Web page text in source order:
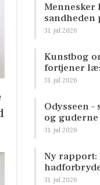
Mennesker
sandheden
31. jul 2026
Kunstbog
fortjener
31. jul 2026
Odysseen
og guderne
31. jul 2026
Ny
31. jul 2026